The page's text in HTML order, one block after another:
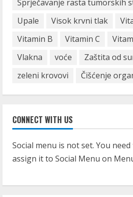
Sprječavanje rasta tumorskih
Upale
Visok krvni tlak
Vitamin B
Vitamin C
Vlakna
voće
Zaštita od
zeleni krovovi
Čišćenje
CONNECT WITH US
Social menu is not set. You
assign it to Social Menu on